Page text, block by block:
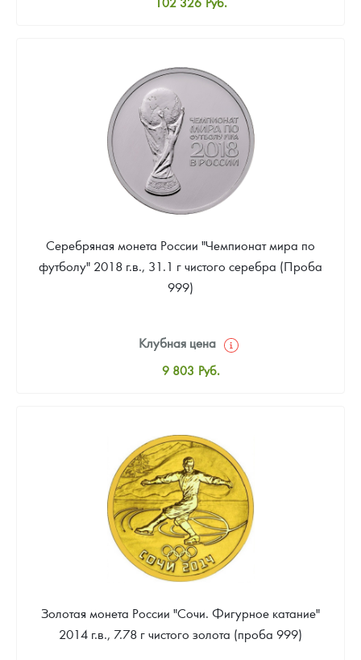
Цена выкупа
90 233
Серебряная монета России "Чемпионат мира по
футболу" 2018 г.в., 31.1 г чистого серебра (Проба
999)
Клубная цена
9 803 Руб.
Цена выкупа
Звоните
Золотая монета России "Сочи. Фигурное катание"
2014 г.в., 7.78 г чистого золота (проба 999)